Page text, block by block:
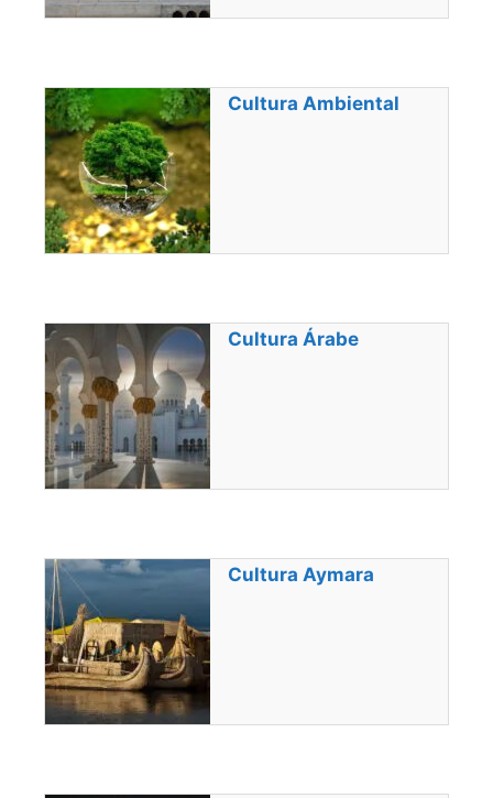
Cultura Ambiental
Cultura Árabe
Cultura Aymara